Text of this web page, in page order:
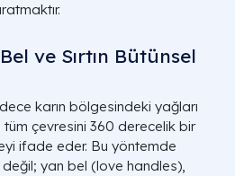
ve Sırtın Bütünsel
karın bölgesindeki yağları
çevresini 360 derecelik bir
ifade eder. Bu yöntemde
değil; yan bel (love handles),